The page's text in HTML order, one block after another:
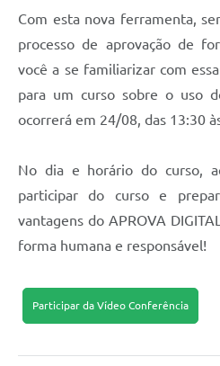
Com esta nova ferramenta,
processo de aprovação de
você a se familiarizar com
para um curso sobre o uso
ocorrerá em 24/08, das 13:30
No dia e horário do curso,
participar do curso e
vantagens do APROVA
forma humana e responsável!
Participar da Vídeo Conferência